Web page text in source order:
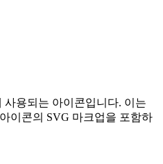
용되는 아이콘입니다. 이는
이콘의 SVG 마크업을 포함하